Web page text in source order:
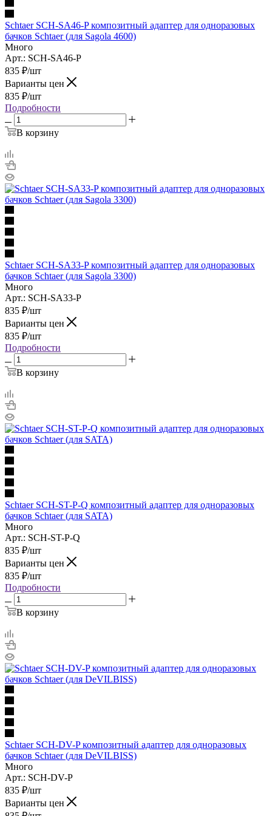
Schtaer SCH-SA46-P композитный адаптер для одноразовых
бачков Schtaer (для Sagola 4600)
Много
Арт.: SCH-SA46-P
835 ₽/шт
Варианты цен
835 ₽/шт
Подробности
В корзину
Schtaer SCH-SA33-P композитный адаптер для одноразовых
бачков Schtaer (для Sagola 3300)
Много
Арт.: SCH-SA33-P
835 ₽/шт
Варианты цен
835 ₽/шт
Подробности
В корзину
Schtaer SCH-ST-P-Q композитный адаптер для одноразовых
бачков Schtaer (для SATA)
Много
Арт.: SCH-ST-P-Q
835 ₽/шт
Варианты цен
835 ₽/шт
Подробности
В корзину
Schtaer SCH-DV-P композитный адаптер для одноразовых
бачков Schtaer (для DeVILBISS)
Много
Арт.: SCH-DV-P
835 ₽/шт
Варианты цен